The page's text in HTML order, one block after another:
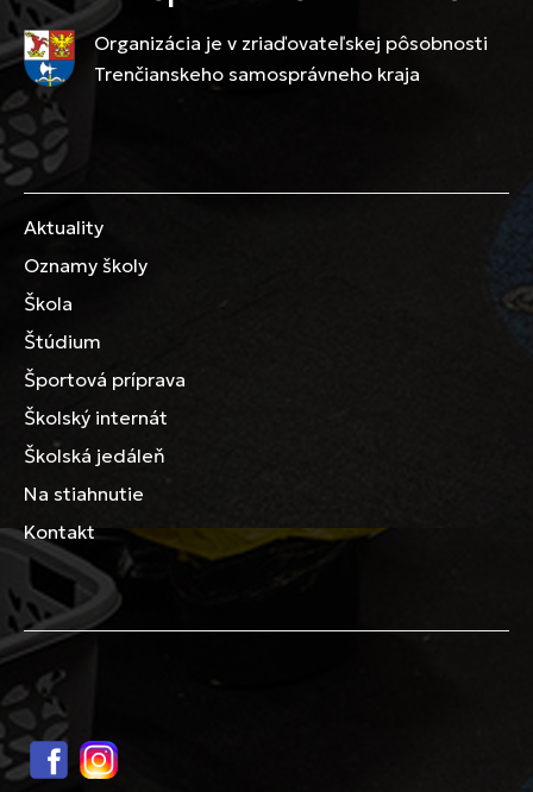
Organizácia je v zriaďovateľskej pôsobnosti
Trenčianskeho samosprávneho kraja
Aktuality
Oznamy školy
Škola
Štúdium
Športová príprava
Školský internát
Školská jedáleň
Na stiahnutie
Kontakt
FacebookInstagram